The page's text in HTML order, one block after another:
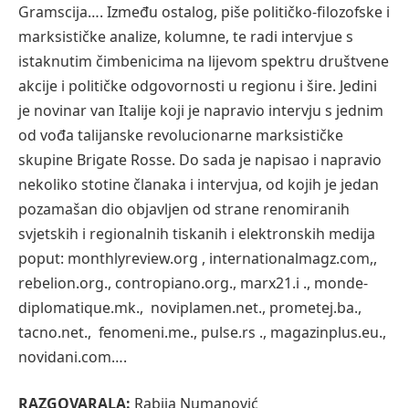
Gramscija…. Između ostalog, piše političko-filozofske i
marksističke analize, kolumne, te radi intervjue s
istaknutim čimbenicima na lijevom spektru društvene
akcije i političke odgovornosti u regionu i šire. Jedini
je novinar van Italije koji je napravio intervju s jednim
od vođa talijanske revolucionarne marksističke
skupine Brigate Rosse. Do sada je napisao i napravio
nekoliko stotine članaka i intervjua, od kojih je jedan
pozamašan dio objavljen od strane renomiranih
svjetskih i regionalnih tiskanih i elektronskih medija
poput: monthlyreview.org , internationalmagz.com,,
rebelion.org., contropiano.org., marx21.i ., monde-
diplomatique.mk., noviplamen.net., prometej.ba.,
tacno.net., fenomeni.me., pulse.rs ., magazinplus.eu.,
novidani.com….
RAZGOVARALA: Rabija Numanović